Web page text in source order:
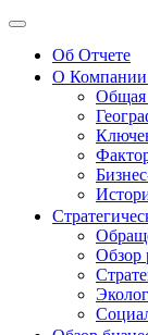
Об Отчете
О Компании
Общая
Обзор